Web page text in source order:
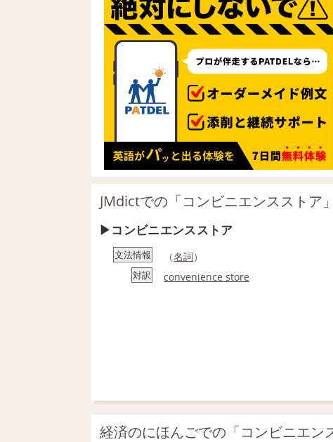
JMdictでの「コンビニエンスストア
コンビニエンスストア
文法情報 （名詞）
対訳 convenience store
経済のにほんごでの「コンビニエン